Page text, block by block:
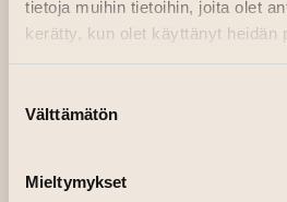
tietoja muihin tietoihin, joita olet
kerätty, kun olet käyttänyt heidän
valinta
Välttämätön
Mieltymykset
London (2007–2020).
davidmuth.net(leder till